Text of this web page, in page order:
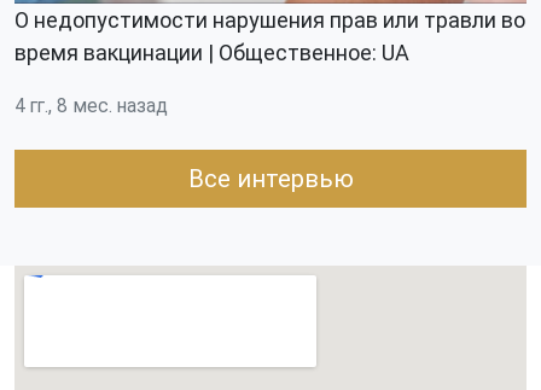
О недопустимости нарушения прав или травли во
время вакцинации | Общественное: UA
4 гг., 8 мес. назад
Все интервью